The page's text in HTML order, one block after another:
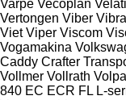
Varpe Vecoplan Velati
Vertongen Viber
Viet Viper Viscom
Vogamakina
Caddy Crafter
Vollmer Vollrath
840 EC ECR FL L-